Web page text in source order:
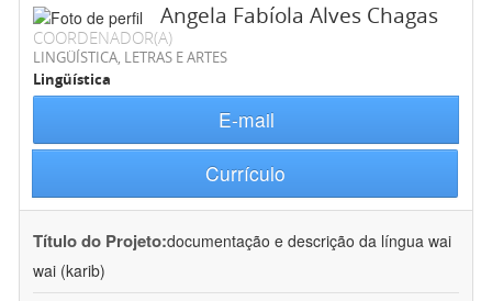
Angela Fabíola Alves Chagas
COORDENADOR(A)
LINGÜÍSTICA, LETRAS E ARTES
Lingüística
E-mail
Currículo
Título do Projeto:documentação e descrição da língua wai
wai (karib)